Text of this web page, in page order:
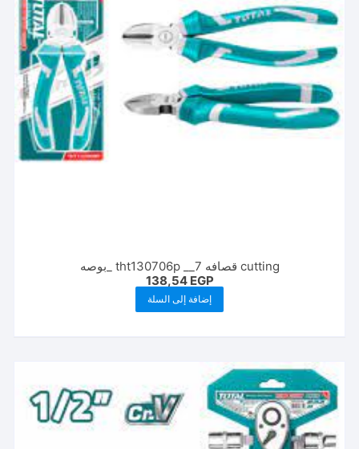
cutting قصافه tht130706p __7 _بوصه
138,54 EGP
إضافة إلى السلة